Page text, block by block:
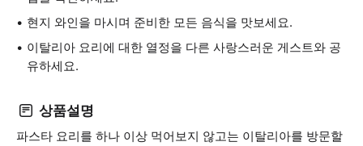
현지 와인을 마시며 준비한 모든 음식을 맛보세요.
이탈리아 요리에 대한 열정을 다른 사랑스러운 게스트와 공
유하세요.
상품설명
파스타 요리를 하나 이상 먹어보지 않고는 이탈리아를 방문할